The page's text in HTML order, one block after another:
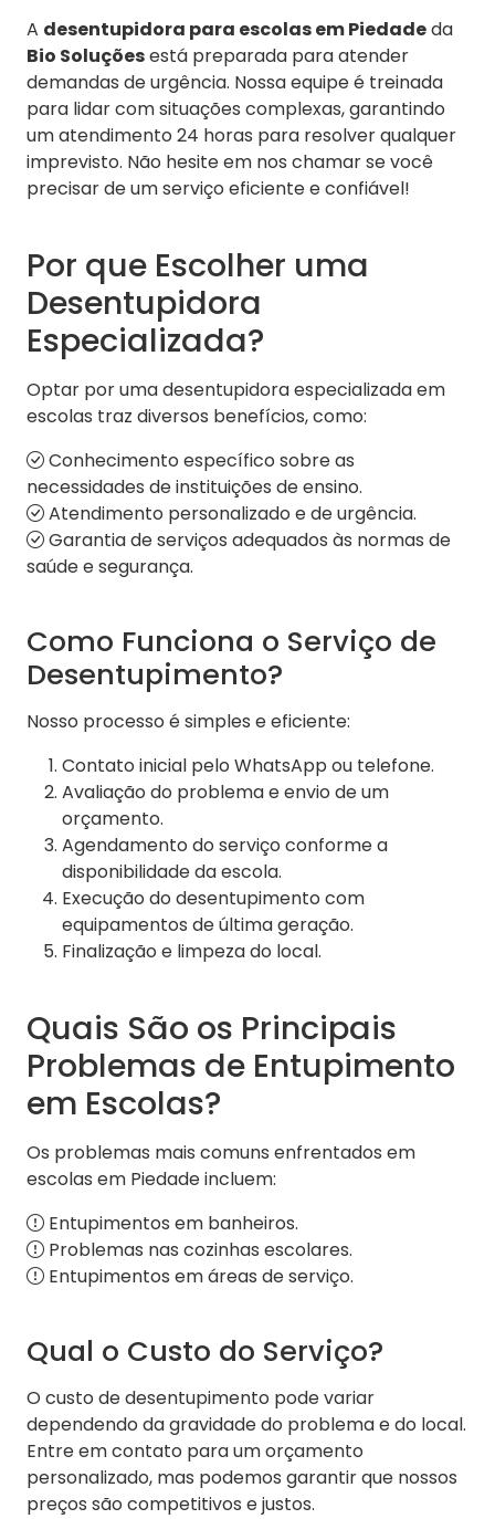
A desentupidora para escolas em Piedadeda
Bio Soluçõesestá preparada para atender
demandas de urgência. Nossa equipe é treinada
para lidar com situações complexas, garantindo
um atendimento 24 horas para resolver qualquer
imprevisto. Não hesite em nos chamar se você
precisar de um serviço eficiente e confiável!
Por que Escolher uma
Desentupidora
Especializada?
Optar por uma desentupidora especializada em
escolas traz diversos benefícios, como:
Conhecimento específico sobre as
necessidades de instituições de ensino.
Atendimento personalizado e de urgência.
Garantia de serviços adequados às normas de
saúde e segurança.
Como Funciona o Serviço de
Desentupimento?
Nosso processo é simples e eficiente:
Contato inicial pelo WhatsApp ou telefone.
Avaliação do problema e envio de um
orçamento.
Agendamento do serviço conforme a
disponibilidade da escola.
Execução do desentupimento com
equipamentos de última geração.
Finalização e limpeza do local.
Quais São os Principais
Problemas de Entupimento
em Escolas?
Os problemas mais comuns enfrentados em
escolas em Piedade incluem:
Entupimentos em banheiros.
Problemas nas cozinhas escolares.
Entupimentos em áreas de serviço.
Qual o Custo do Serviço?
O custo de desentupimento pode variar
dependendo da gravidade do problema e do local.
Entre em contato para um orçamento
personalizado, mas podemos garantir que nossos
preços são competitivos e justos.